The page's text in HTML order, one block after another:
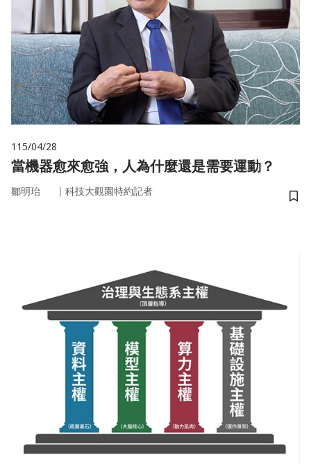
115/04/28
當機器愈來愈強，人為什麼還是需要運動？
鄒明珆 ｜ 科技大觀園特約記者
儲